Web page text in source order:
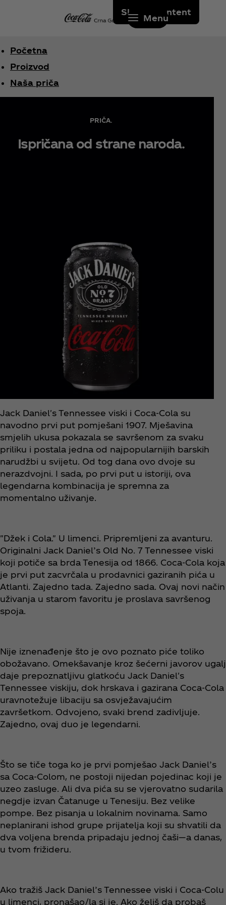
Skip to content
Menu
Početna
Proizvod
Naša priča
PRIČA.
Ispričana od strane naroda.
Jack Daniel's Tennessee viski i Coca‑Cola su
navodno prvi put pomješani 1907. Mješavina
smjelih ukusa pokazala se savršenom za svaku
priliku i postala jedna od najpopularnijih barskih
narudžbi u svijetu. Od tog dana ovo dvoje su
nerazdvojni. I sada, po prvi put u istoriji, ova
legendarna kombinacija je spremna za
momentalno uživanje.
"Džek i Cola." U limenci. Pripremljeni za avanturu.
Originalni Jack Daniel’s Old No. 7 Tennessee viski
koji potiče sa brda Tenesija od 1866. Coca‑Cola koja
je prvi put zacvrčala u prodavnici gaziranih pića u
Atlanti. Zajedno tada. Zajedno sada. Ovaj novi način
uživanja u starom favoritu je proslava savršenog
spoja.
Nije iznenađenje što je ovo poznato piće toliko
obožavano. Omekšavanje kroz šećerni javorov ugalj
daje prepoznatljivu glatkoću Jack Daniel's
Tennessee viskiju, dok hrskava i gazirana Coca‑Cola
uravnotežuje libaciju sa osvježavajućim
završetkom. Odvojeno, svaki brend zadivljuje.
Zajedno, ovaj duo je legendarni.
Što se tiče toga ko je prvi pomješao Jack Daniel’s
sa Coca‑Colom, ne postoji nijedan pojedinac koji je
uzeo zasluge. Ali dva pića su se vjerovatno sudarila
negdje izvan Čatanuge u Tenesiju. Bez velike
pompe. Bez pisanja u lokalnim novinama. Samo
neplanirani ishod grupe prijatelja koji su shvatili da
dva voljena brenda pripadaju jednoj čaši—a danas,
u tvom frižideru.
Ako tražiš Jack Daniel’s Tennessee viski i Coca‑Colu
u limenci, pronašao/la si je. Ako želiš da probaš